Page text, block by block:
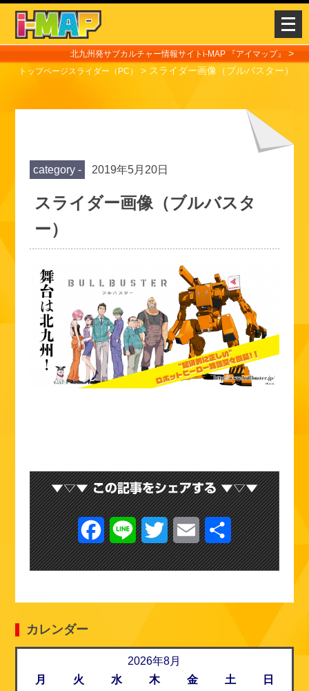
メ
ニ
ュ
ー
北九州発サブカルチャー情報サイトi-MAP 『アイマップ』 >
トップページスライダー（PC） > スライダー画像（ブルバスター）
category - 2019年5月20日
スライダー画像（ブルバスタ
ー）
F
a
L
i
T
w
e
E
m
共
有
カレンダー
2026年8月
月
火 水 木 金 土 日